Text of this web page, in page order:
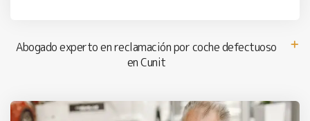
Abogado experto en reclamación por coche defectuoso
en Cunit